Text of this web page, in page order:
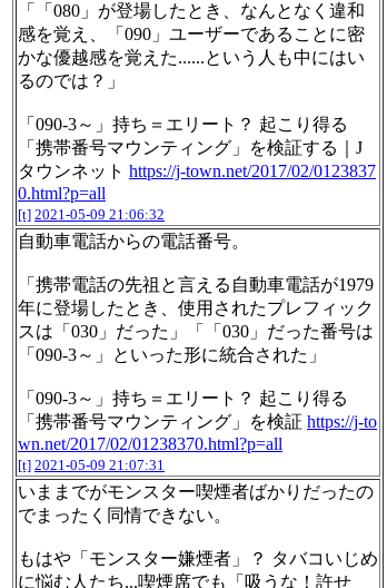
「「080」が登場したとき、なんとなく違和
感を覚え、「090」ユーザーであることに密
かな優越感を覚えた......という人も中にはい
るのでは？」
「090-3～」持ち＝エリート？ 起こり得る
「携帯番号マウンティング」を検証する｜J
タウンネット https://j-town.net/2017/02/0123837
0.html?p=all
[t] 2021-05-09 21:06:32
自動車電話からの電話番号。
「携帯電話の先祖と言える自動車電話が1979
年に登場したとき、使用されたプレフィック
スは「030」だった」「「030」だった番号は
「090-3～」といった形に統合された」
「090-3～」持ち＝エリート？ 起こり得る
「携帯番号マウンティング」を検証 https://j-to
wn.net/2017/02/01238370.html?p=all
[t] 2021-05-09 21:07:31
いままでがモンスター喫煙者ばかりだったの
でまったく同情できない。
もはや「モンスター嫌煙者」？ タバコいじめ
に悩む人たち...喫煙席でも「吸うな！許せ